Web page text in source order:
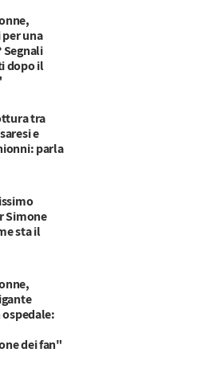
per una
Segnali
dopo il
tra
e
parla
Simone
sta il
dei fan"